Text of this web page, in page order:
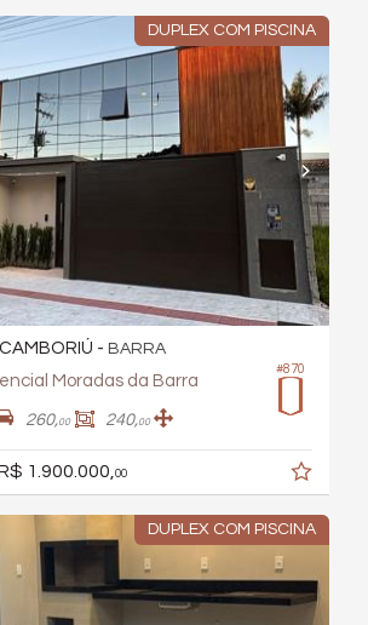
DUPLEX COM PISCINA
#870
- BARRA
Moradas da Barra
260,00 240,00
1.900.000, 00
DUPLEX COM PISCINA